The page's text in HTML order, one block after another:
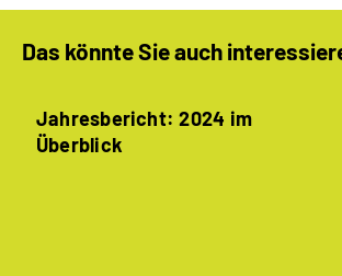
Das könnte Sie auch
Jahresbericht: 2024 im
Überblick